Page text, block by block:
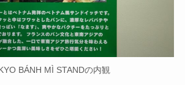
BÁNH MÌ STANDの内観